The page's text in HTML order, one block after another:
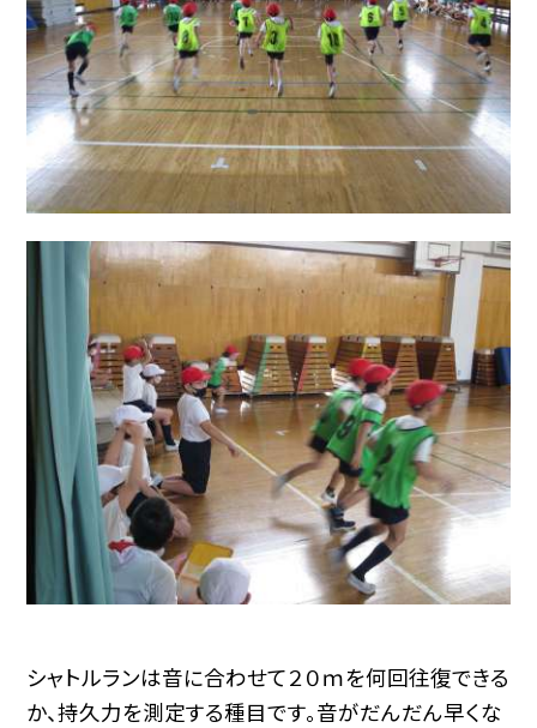
シャトルランは音に合わせて２０ｍを何回往復できる
か、持久力を測定する種目です。音がだんだん早くな